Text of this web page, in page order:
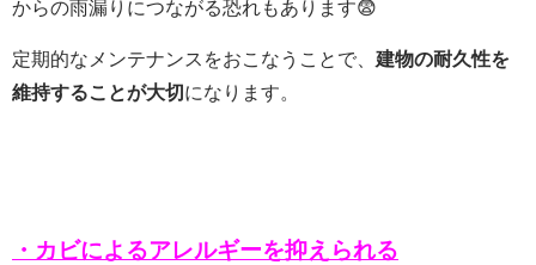
からの雨漏りにつながる恐れもあります😨
定期的なメンテナンスをおこなうことで、 建物の耐久性を
維持することが大切 になります。
・カビによるアレルギーを抑えられる